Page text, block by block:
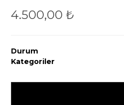
4.500,00₺
Durum
Kategoriler